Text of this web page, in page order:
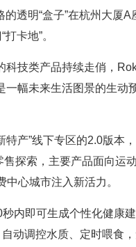
明“盒子”在杭州大厦A
卡地”。
技类产品持续走俏，
幅未来生活图景的生
产”线下专区的2.0版本
探索，主要产品面向
心城市注入新活力。
内即可生成个性化健康
动调控水质、定时喂食，